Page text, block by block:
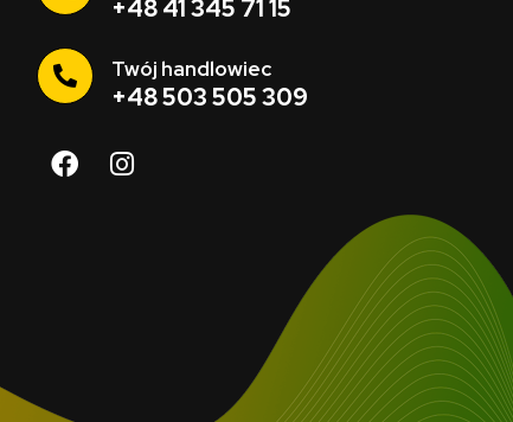
+48 41 345 71 15
Twój handlowiec
+48 503 505 309